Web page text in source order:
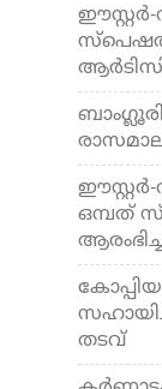
ഒമ്പത്
തടവ്